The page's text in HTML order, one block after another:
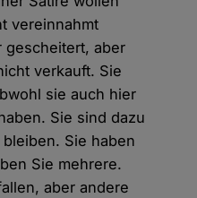
vereinnahmt
gescheitert, aber
verkauft. Sie
sie auch hier
Sie sind dazu
Sie haben
Sie mehrere.
aber andere